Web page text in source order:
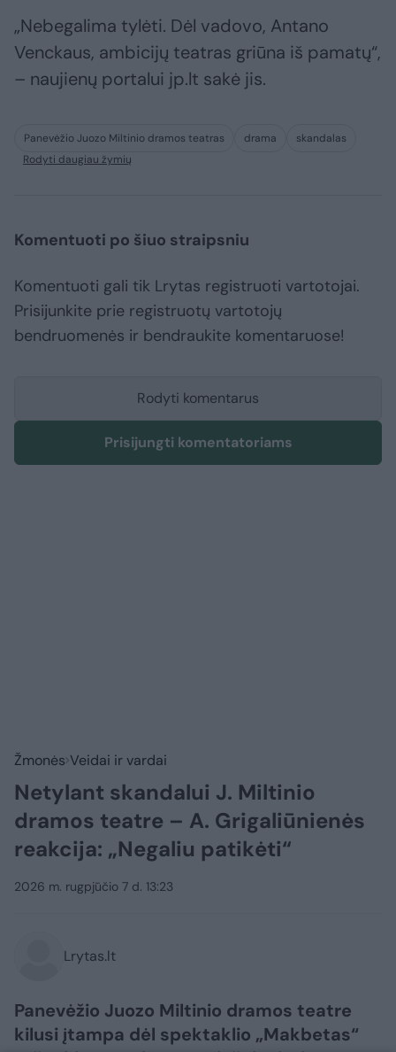
„Nebegalima tylėti. Dėl vadovo, Antano
Venckaus, ambicijų teatras griūna iš pamatų“,
– naujienų portalui jp.lt sakė jis.
Panevėžio Juozo Miltinio dramos teatras drama
skandalas
Rodyti daugiau žymių
Komentuoti po šiuo straipsniu
Komentuoti gali tik Lrytas registruoti vartotojai.
Prisijunkite prie registruotų vartotojų
bendruomenės ir bendraukite komentaruose!
Rodyti komentarus
Prisijungti komentatoriams
Žmonės Veidai ir vardai
Netylant skandalui J. Miltinio
dramos teatre – A. Grigaliūnienės
reakcija: „Negaliu patikėti“
2026 m. rugpjūčio 7 d. 13:23
Lrytas.lt
Panevėžio Juozo Miltinio dramos teatre
kilusi įtampa dėl spektaklio „Makbetas“